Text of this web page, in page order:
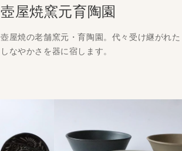
壺屋焼窯元育陶園
壺屋焼の老舗窯元・育陶園。代々受け継がれ
しなやかさを器に宿します。